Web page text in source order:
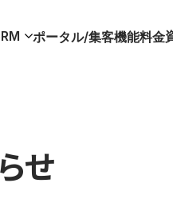
ポータル/集客機能料金
せ